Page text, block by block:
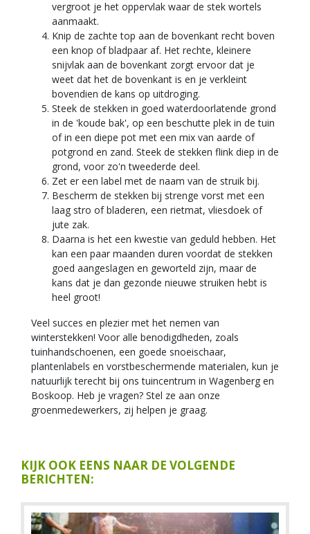
vergroot je het oppervlak waar de stek wortels
aanmaakt.
Knip de zachte top aan de bovenkant recht boven
een knop of bladpaar af. Het rechte, kleinere
snijvlak aan de bovenkant zorgt ervoor dat je
weet dat het de bovenkant is en je verkleint
bovendien de kans op uitdroging.
Steek de stekken in goed waterdoorlatende grond
in de 'koude bak', op een beschutte plek in de tuin
of in een diepe pot met een mix van aarde of
potgrond en zand. Steek de stekken flink diep in de
grond, voor zo'n tweederde deel.
Zet er een label met de naam van de struik bij.
Bescherm de stekken bij strenge vorst met een
laag stro of bladeren, een rietmat, vliesdoek of
jute zak.
Daarna is het een kwestie van geduld hebben. Het
kan een paar maanden duren voordat de stekken
goed aangeslagen en geworteld zijn, maar de
kans dat je dan gezonde nieuwe struiken hebt is
heel groot!
Veel succes en plezier met het nemen van
winterstekken! Voor alle benodigdheden, zoals
tuinhandschoenen, een goede snoeischaar,
plantenlabels en vorstbeschermende materialen, kun je
natuurlijk terecht bij ons tuincentrum in Wagenberg en
Boskoop. Heb je vragen? Stel ze aan onze
groenmedewerkers, zij helpen je graag.
KIJK OOK EENS NAAR DE VOLGENDE
BERICHTEN: